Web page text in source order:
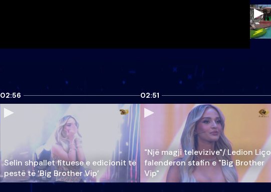
02:56
Selin shpallet fituese e edicionit të
pestë të ‘Big Brother Vip’
02:51
"Një magji televizive"/ Ledion Liço
falenderon stafin e "Big Brother
Vip"